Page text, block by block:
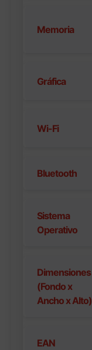
Memoria
Gráfica
Wi-Fi
Bluetooth
Sistema
Operativo
Dimensiones
(Fondo x
Ancho x Alto)
EAN